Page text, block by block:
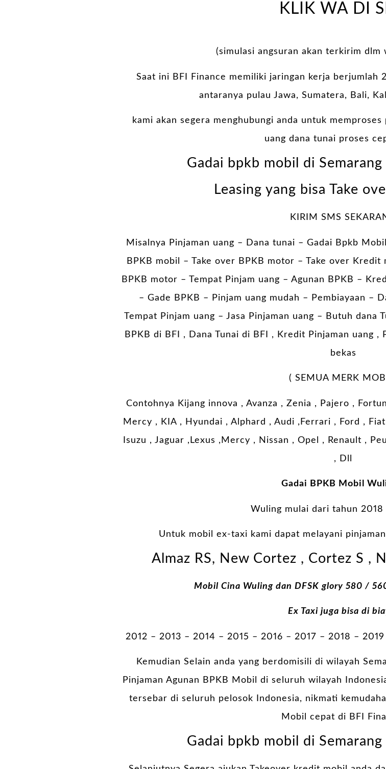
KLIK WA DI
(simulasi angsuran akan terkirim dlm
Saat ini BFI Finance memiliki jaringan kerja berjumlah
antaranya pulau Jawa, Sumatera, Bali,
kami akan segera menghubungi anda untuk
uang dana tunai proses
Gadai bpkb mobil di
Leasing yang bisa Take
KIRIM SMS
Misalnya Pinjaman uang – Dana tunai – Gadai Bpkb Mobil
BPKB mobil – Take over BPKB motor – Take over
BPKB motor – Tempat Pinjam uang – Agunan BPKB –
– Gade BPKB – Pinjam uang mudah – Pembiayaan –
Tempat Pinjam uang – Jasa Pinjaman uang – Butuh dana
BPKB di BFI , Dana Tunai di BFI , Kredit Pinjaman uang
bekas
( SEMUA MERK
Contohnya Kijang innova , Avanza , Zenia , Pajero ,
Mercy , KIA , Hyundai , Alphard , Audi ,Ferrari , Ford ,
Isuzu , Jaguar ,Lexus ,Mercy , Nissan , Opel , Renault ,
, Dll
Gadai BPKB Mobil
Wuling mulai dari tahun 2018
Untuk mobil ex-taxi kami dapat melayani
Almaz RS, New Cortez , Cortez S ,
Mobil Cina Wuling dan DFSK glory 580 /
Ex Taxi juga bisa di
2012 – 2013 – 2014 – 2015 – 2016 – 2017 – 2018 –
Kemudian Selain anda yang berdomisili di wilayah
Pinjaman Agunan BPKB Mobil di seluruh wilayah
tersebar di seluruh pelosok Indonesia, nikmati
Mobil cepat di BFI
Gadai bpkb mobil di